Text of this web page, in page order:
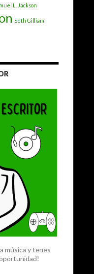
L. Jackson
Seth Gilliam
música y tenes